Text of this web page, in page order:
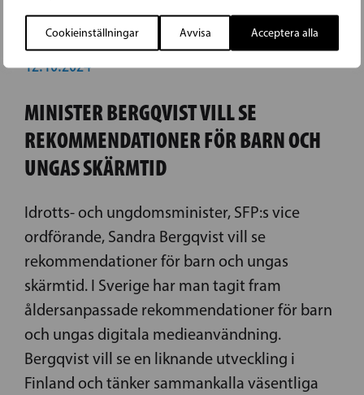
Cookieinställningar Avvisa Acceptera alla
12.10.2024
MINISTER BERGQVIST VILL SE
REKOMMENDATIONER FÖR BARN OCH
UNGAS SKÄRMTID
Idrotts- och ungdomsminister, SFP:s vice
ordförande, Sandra Bergqvist vill se
rekommendationer för barn och ungas
skärmtid. I Sverige har man tagit fram
åldersanpassade rekommendationer för barn
och ungas digitala medieanvändning.
Bergqvist vill se en liknande utveckling i
Finland och tänker sammankalla väsentliga